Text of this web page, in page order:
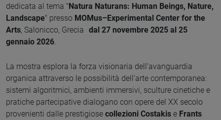
dedicata al tema " Natura Naturans: Human Beings, Nature,
Landscape" presso MOMus–Experimental Center for the
Arts, Salonicco, Grecia dal 27 novembre 2025 al 25
gennaio 2026.
La mostra esplora la forza visionaria dell’avanguardia
organica attraverso le possibilità dell’arte contemporanea:
sistemi algoritmici, ambienti immersivi, sculture cinetiche e
pratiche partecipative dialogano con opere del XX secolo
provenienti dalle prestigiose collezioni Costakis e Frants